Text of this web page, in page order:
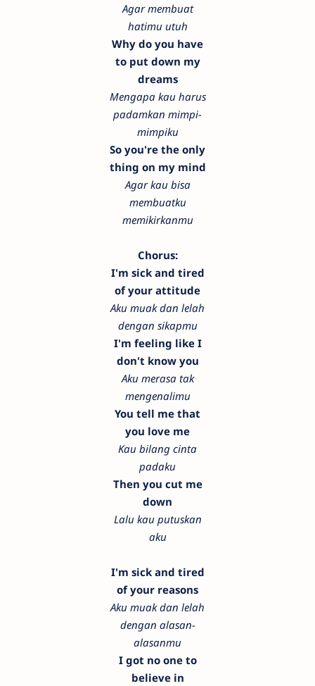
Agar membuat
hatimu utuh
Why do you have
to put down my
dreams
Mengapa kau harus
padamkan mimpi-
mimpiku
So you're the only
thing on my mind
Agar kau bisa
membuatku
memikirkanmu
Chorus:
I'm sick and tired
of your attitude
Aku muak dan lelah
dengan sikapmu
I'm feeling like I
don't know you
Aku merasa tak
mengenalimu
You tell me that
you love me
Kau bilang cinta
padaku
Then you cut me
down
Lalu kau putuskan
aku
I'm sick and tired
of your reasons
Aku muak dan lelah
dengan alasan-
alasanmu
I got no one to
believe in